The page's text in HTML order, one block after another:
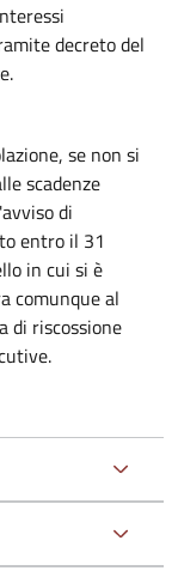
decreto del
se non si
scadenze
avviso di
entro il 31
in cui si è
comunque al
di riscossione
.